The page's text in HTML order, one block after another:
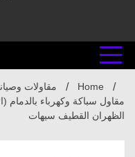
Home
مقاولات
الظهران القطيف سيهات